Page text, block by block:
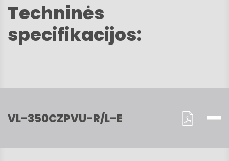
Techninės
specifikacijos:
VL-350CZPVU-R/L-E